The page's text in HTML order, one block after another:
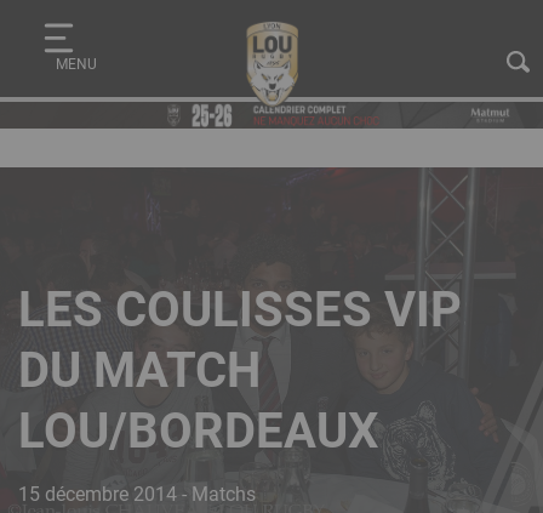
contenu
principal
MENU
LES COULISSES VIP
DU MATCH
LOU/BORDEAUX
15 décembre 2014 - Matchs